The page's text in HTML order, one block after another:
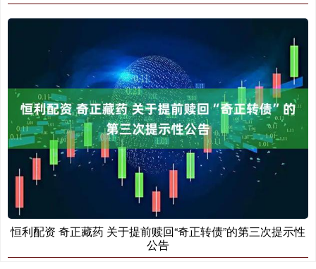
恒利配资 奇正藏药 关于提前赎回“奇正转债”的第三次提示性
公告